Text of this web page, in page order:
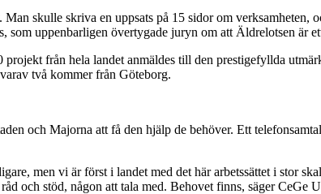
skulle skriva en uppsats på 15 sidor om verksamheten,
uppenbarligen övertygade juryn om att Äldrelotsen är
från hela landet anmäldes till den prestigefyllda
två kommer från Göteborg.
och Majorna att få den hjälp de behöver. Ett
men vi är först i landet med det här arbetssättet i stor
och stöd, någon att tala med. Behovet finns, säger CeGe